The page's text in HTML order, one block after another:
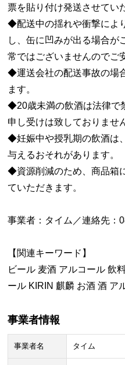
票を貼り付け発送させてい
◆配送中の揺れや衝撃によ
し、缶に凹みが出る場合が
常ではございませんのでご
◆運送会社の配送事故の場
ます。
◆20歳未満の飲酒は法律で
申し受けは致しておりませ
◆妊娠中や授乳期の飲酒は
与えるおそれがあります。
◆資源削減のため、商品箱
ていただきます。
事業者：タイム／連絡先：
【関連キーワード】
ビール 麦酒 アルコール 飲
ール KIRIN 麒麟 お酒 酒 ア
事業者情報
事業者名 タイム